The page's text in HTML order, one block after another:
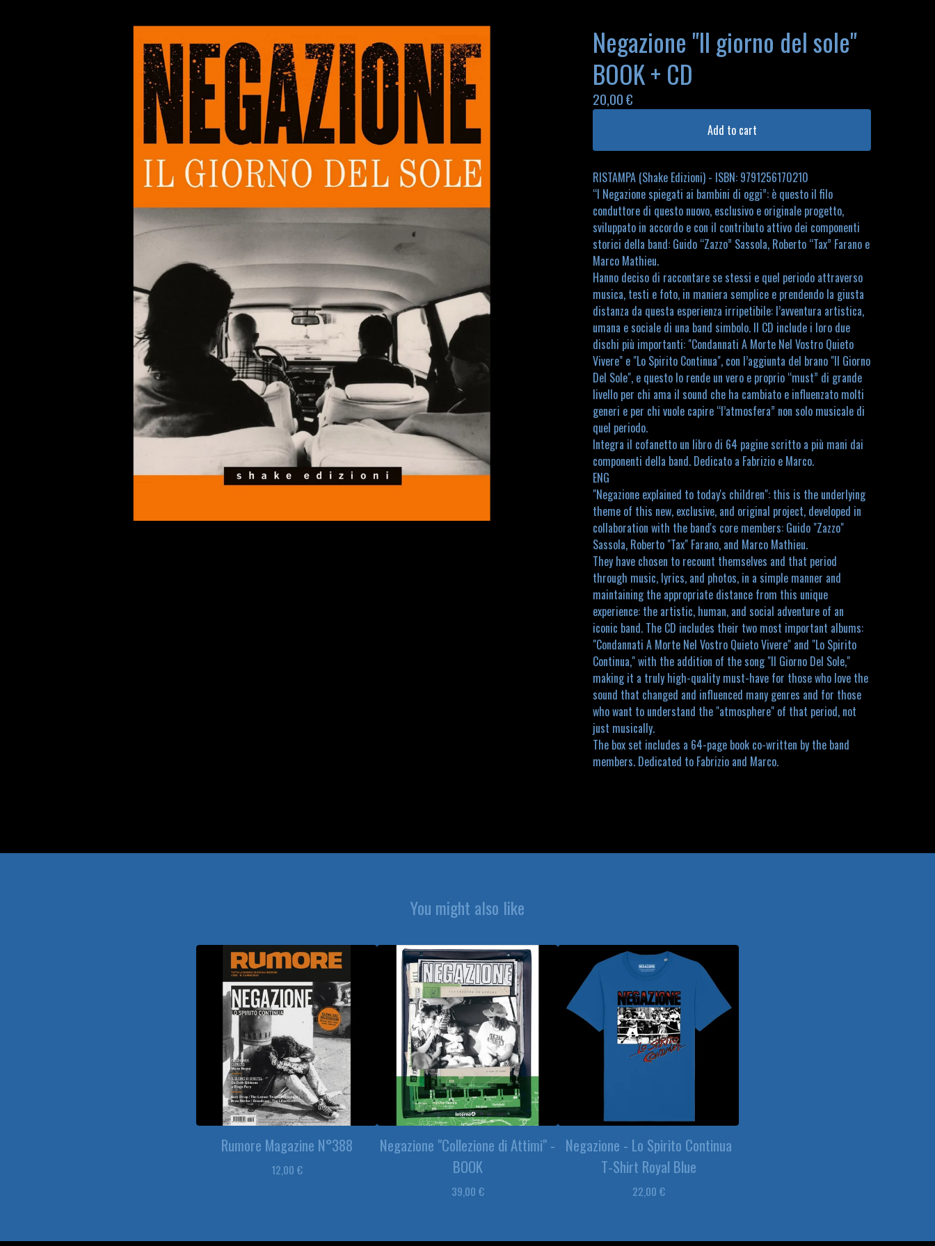
Negazione "Il giorno del sole"
BOOK + CD
20,00€
Add to cart
RISTAMPA (Shake Edizioni) - ISBN: 9791256170210
“I Negazione spiegati ai bambini di oggi”: è questo il filo
conduttore di questo nuovo, esclusivo e originale progetto,
sviluppato in accordo e con il contributo attivo dei componenti
storici della band: Guido “Zazzo” Sassola, Roberto “Tax” Farano e
Marco Mathieu.
Hanno deciso di raccontare se stessi e quel periodo attraverso
musica, testi e foto, in maniera semplice e prendendo la giusta
distanza da questa esperienza irripetibile: l’avventura artistica,
umana e sociale di una band simbolo. Il CD include i loro due
dischi più importanti: "Condannati A Morte Nel Vostro Quieto
Vivere" e "Lo Spirito Continua", con l’aggiunta del brano "Il Giorno
Del Sole", e questo lo rende un vero e proprio “must” di grande
livello per chi ama il sound che ha cambiato e influenzato molti
generi e per chi vuole capire “l’atmosfera” non solo musicale di
quel periodo.
Integra il cofanetto un libro di 64 pagine scritto a più mani dai
componenti della band. Dedicato a Fabrizio e Marco.
ENG
"Negazione explained to today's children": this is the underlying
theme of this new, exclusive, and original project, developed in
collaboration with the band's core members: Guido "Zazzo"
Sassola, Roberto "Tax" Farano, and Marco Mathieu.
They have chosen to recount themselves and that period
through music, lyrics, and photos, in a simple manner and
maintaining the appropriate distance from this unique
experience: the artistic, human, and social adventure of an
iconic band. The CD includes their two most important albums:
"Condannati A Morte Nel Vostro Quieto Vivere" and "Lo Spirito
Continua," with the addition of the song "Il Giorno Del Sole,"
making it a truly high-quality must-have for those who love the
sound that changed and influenced many genres and for those
who want to understand the "atmosphere" of that period, not
just musically.
The box set includes a 64-page book co-written by the band
members. Dedicated to Fabrizio and Marco.
You might also like
Rumore Magazine N°388
12,00 €
Negazione "Collezione di Attimi" -
BOOK
39,00 €
Negazione - Lo Spirito Continua
T-Shirt Royal Blue
22,00 €